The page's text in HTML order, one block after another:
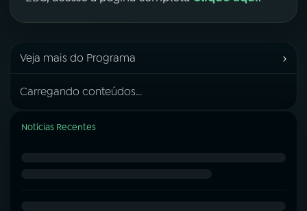
Veja mais do Programa ›
Carregando conteúdos...
Notícias Recentes